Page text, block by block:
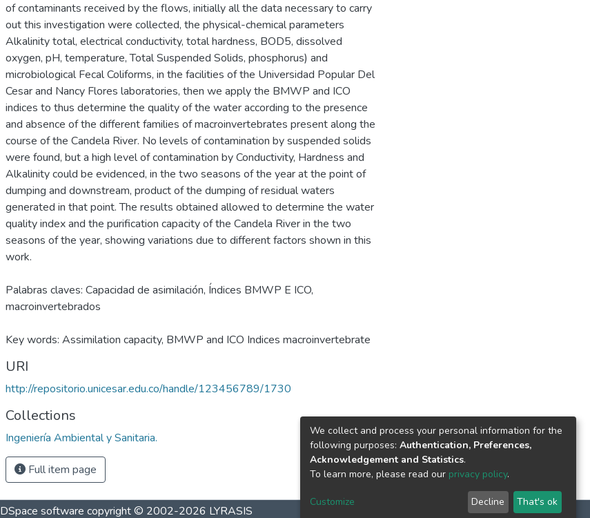
of contaminants received by the flows, initially all the data necessary to carry
out this investigation were collected, the physical-chemical parameters
Alkalinity total, electrical conductivity, total hardness, BOD5, dissolved
oxygen, pH, temperature, Total Suspended Solids, phosphorus) and
microbiological Fecal Coliforms, in the facilities of the Universidad Popular Del
Cesar and Nancy Flores laboratories, then we apply the BMWP and ICO
indices to thus determine the quality of the water according to the presence
and absence of the different families of macroinvertebrates present along the
course of the Candela River. No levels of contamination by suspended solids
were found, but a high level of contamination by Conductivity, Hardness and
Alkalinity could be evidenced, in the two seasons of the year at the point of
dumping and downstream, product of the dumping of residual waters
generated in that point. The results obtained allowed to determine the water
quality index and the purification capacity of the Candela River in the two
seasons of the year, showing variations due to different factors shown in this
work.
Palabras claves: Capacidad de asimilación, Índices BMWP E ICO,
macroinvertebrados
Key words: Assimilation capacity, BMWP and ICO Indices macroinvertebrate
URI
http://repositorio.unicesar.edu.co/handle/123456789/1730
Collections
Ingeniería Ambiental y Sanitaria.
Full item page
DSpace software copyright © 2002-2026 LYRASIS
We collect and process your personal information for the
following purposes: Authentication, Preferences,
Acknowledgement and Statistics.
To learn more, please read our privacy policy.
Customize Decline That's ok